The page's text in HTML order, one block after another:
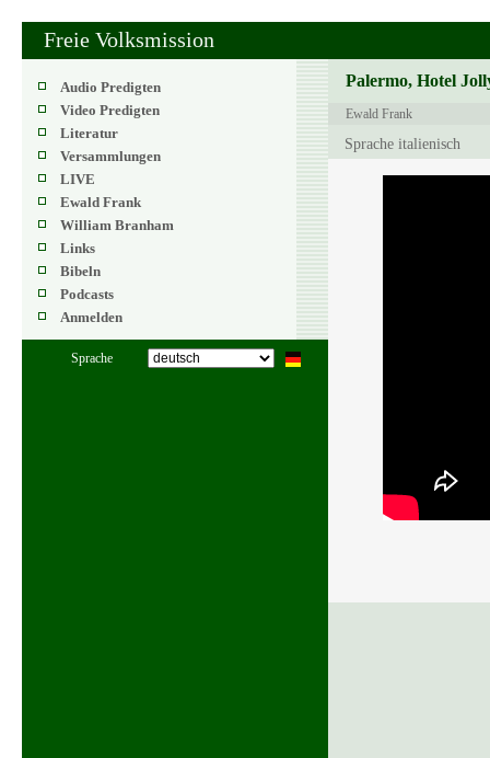
Freie Volksmission
Audio Predigten
Video Predigten
Literatur
Versammlungen
LIVE
Ewald Frank
William Branham
Links
Bibeln
Podcasts
Anmelden
Sprache
Palermo, Hotel
Ewald Frank
Sprache italienisch